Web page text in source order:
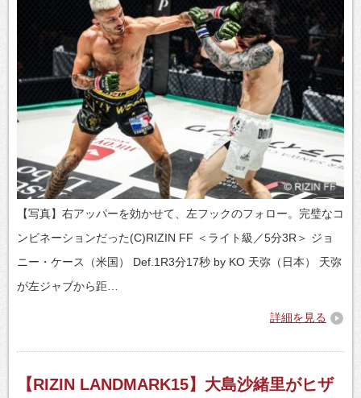
【写真】右アッパーを効かせて、左フックのフォロー。完璧なコ
ンビネーションだった(C)RIZIN FF ＜ライト級／5分3R＞ ジョ
ニー・ケース（米国） Def.1R3分17秒 by KO 天弥（日本） 天弥
が左ジャブから距…
詳細を見る
【RIZIN LANDMARK15】大島沙緒里がヒザ